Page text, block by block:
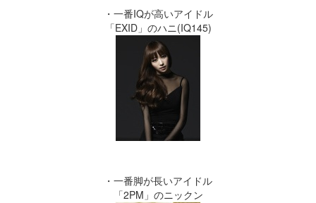
・一番IQが高いアイドル
「EXID」のハニ(IQ145)
・一番脚が長いアイドル
「2PM」のニックン